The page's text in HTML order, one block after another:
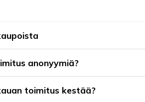
anonyymiä?
toimitus kestää?